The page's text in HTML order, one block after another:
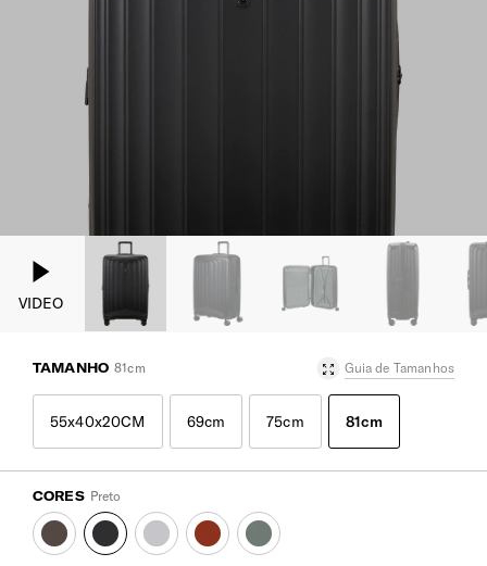
VIDEO
TAMANHO 81cm Guia de Tamanhos
55x40x20CM 69cm 75cm 81cm
CORES Preto